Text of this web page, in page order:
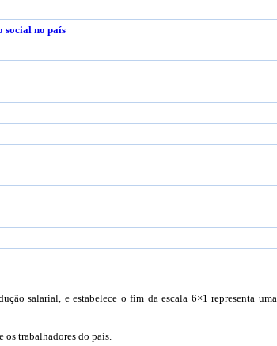
social no país
salarial, e estabelece o fim da escala 6×1 representa uma
os trabalhadores do país.